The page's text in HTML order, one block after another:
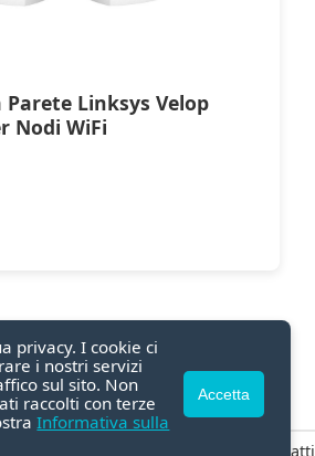
Linksys Velop
Nodi WiFi
Contatti
privacy. I cookie ci
i nostri servizi
sul sito. Non
raccolti con terze
Informativa sulla
Accetta